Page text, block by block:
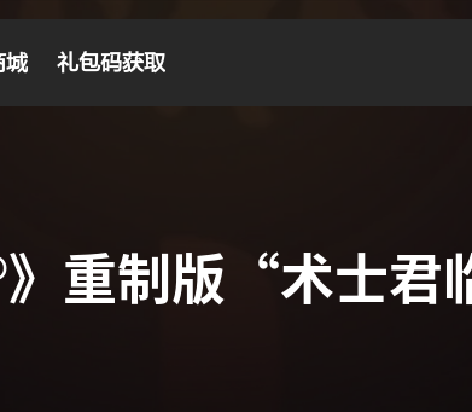
城 礼包码获取
》重制版“术士